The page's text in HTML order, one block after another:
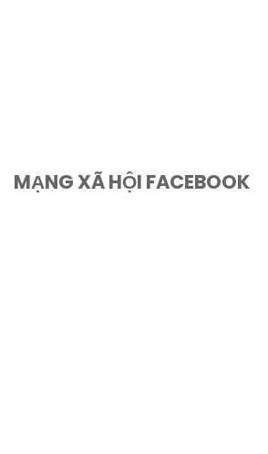
MẠNG XÃ HỘI FACEBOOK